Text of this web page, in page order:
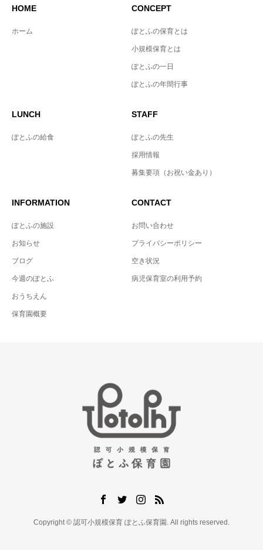
HOME
ホーム
CONCEPT
ぽとふの保育とは
小規模保育とは
ぽとふの一日
ぽとふの年間行事
LUNCH
ぽとふの給食
STAFF
ぽとふの先生
採用情報
募集要項（お祝い金あり）
INFORMATION
ぽとふの施設
お知らせ
ブログ
今週のぽとふ
おうちえん
保育園概要
CONTACT
お問い合わせ
プライバシーポリシー
空き状況
病児保育室の利用予約
Copyright © 認可小規模保育 ぽとふ保育園. All rights reserved.